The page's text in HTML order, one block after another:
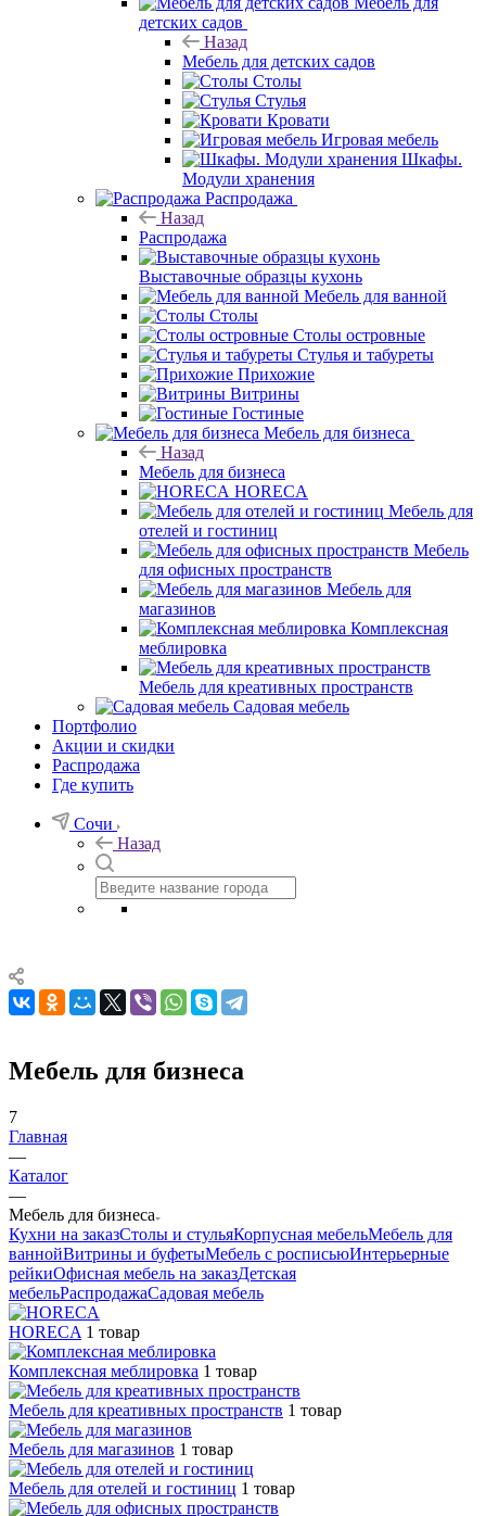
детских садов
Назад
Мебель для детских садов
Столы
Стулья
Кровати
Игровая мебель
Шкафы.
Модули хранения
Распродажа
Назад
Распродажа
Выставочные образцы кухонь
Мебель для ванной
Столы
Столы островные
Стулья и табуреты
Прихожие
Витрины
Гостиные
Мебель для бизнеса
Назад
Мебель для бизнеса
HORECA
Мебель для
отелей и гостиниц
Мебель
для офисных пространств
Мебель для
магазинов
Комплексная
меблировка
Мебель для креативных пространств
Садовая мебель
Портфолио
Акции и скидки
Распродажа
Где купить
Сочи
Назад
Мебель для бизнеса
7
Главная
—
Каталог
—
Мебель для бизнеса
Кухни на заказСтолы и стульяКорпусная мебельМебель для
ваннойВитрины и буфетыМебель с росписьюИнтерьерные
рейкиОфисная мебель на заказДетская
мебельРаспродажаСадовая мебель
HORECA 1 товар
Комплексная меблировка 1 товар
Мебель для креативных пространств 1 товар
Мебель для магазинов 1 товар
Мебель для отелей и гостиниц 1 товар